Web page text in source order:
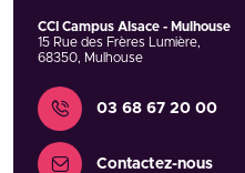
CCI Campus Alsace - Mulhouse
15 Rue des Frères Lumière,
68350, Mulhouse
Contact
03 68 67 20 00
Contactez-nous